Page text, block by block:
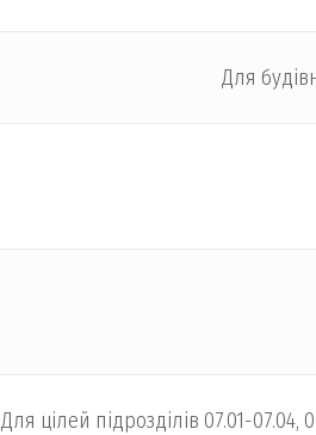
Для
Для цілей підрозділів 07.01-